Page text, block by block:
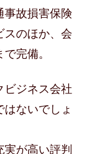
事故損害保険
スのほか、会
完備。
ビジネス会社
ないでしょ
が高い評判